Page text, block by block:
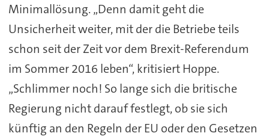
Minimallösung. „Denn damit geht die
Unsicherheit weiter, mit der die Betriebe teils
schon seit der Zeit vor dem Brexit-Referendum
im Sommer 2016 leben“, kritisiert Hoppe.
„Schlimmer noch! So lange sich die britische
Regierung nicht darauf festlegt, ob sie sich
künftig an den Regeln der EU oder den Gesetzen